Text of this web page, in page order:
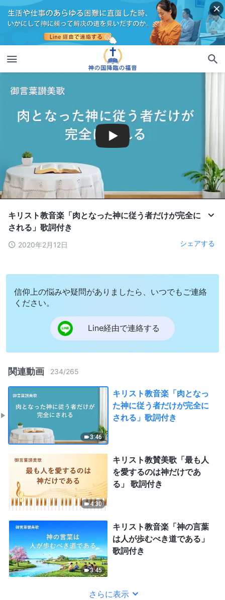
キリスト教音楽「肉となった神に従う者だけが完全に
される」歌詞付き
2020年2月12日 シェアする
信仰上の悩みや疑問がありましたら、いつでもご連絡
ください。
Line経由で連絡する
関連動画 234/265
3:46
キリスト教音楽「肉となっ
た神に従う者だけが完全に
される」歌詞付き
4:30
キリスト教賛美歌「最も人
を愛するのは神だけであ
る」 歌詞付き
3:45
キリスト教音楽「神の言葉
は人が歩むべき道である」
歌詞付き
さらに表示